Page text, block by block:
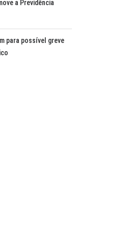
a Previdência
para possível greve